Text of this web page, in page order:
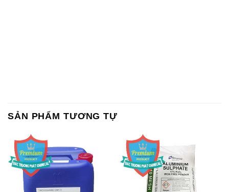
SẢN PHẨM TƯƠNG TỰ